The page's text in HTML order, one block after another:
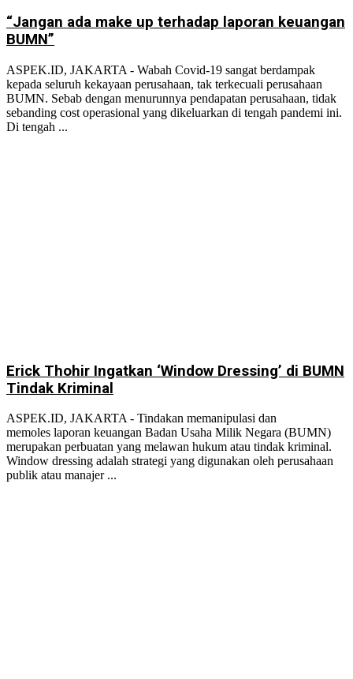
“Jangan ada make up terhadap laporan keuangan
BUMN”
ASPEK.ID, JAKARTA - Wabah Covid-19 sangat berdampak
kepada seluruh kekayaan perusahaan, tak terkecuali perusahaan
BUMN. Sebab dengan menurunnya pendapatan perusahaan, tidak
sebanding cost operasional yang dikeluarkan di tengah pandemi ini.
Di tengah ...
Erick Thohir Ingatkan ‘Window Dressing’ di BUMN
Tindak Kriminal
ASPEK.ID, JAKARTA - Tindakan memanipulasi dan
memoles laporan keuangan Badan Usaha Milik Negara (BUMN)
merupakan perbuatan yang melawan hukum atau tindak kriminal.
Window dressing adalah strategi yang digunakan oleh perusahaan
publik atau manajer ...